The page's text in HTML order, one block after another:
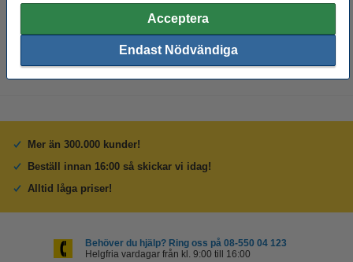
Acceptera
Endast Nödvändiga
Anteckningsbok A4 blank | Kangaro | 80 ark
Mer än 300.000 kunder!
Beställ innan 16:00 så skickar vi idag!
Alltid låga priser!
Behöver du hjälp? Ring oss på 08-550 04 123
Helgfria vardagar från kl. 9:00 till 16:00